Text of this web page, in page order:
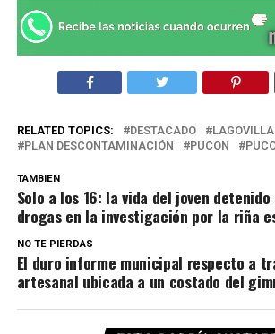
RELATED TOPICS: DESTACADO
PLAN DESCONTAMINACIÓN
PUCON
TAMBIEN
Solo a los 16: la vida del joven
drogas en la investigación por la riña
NO TE PIERDAS
El duro informe municipal respecto a
artesanal ubicada a un costado del